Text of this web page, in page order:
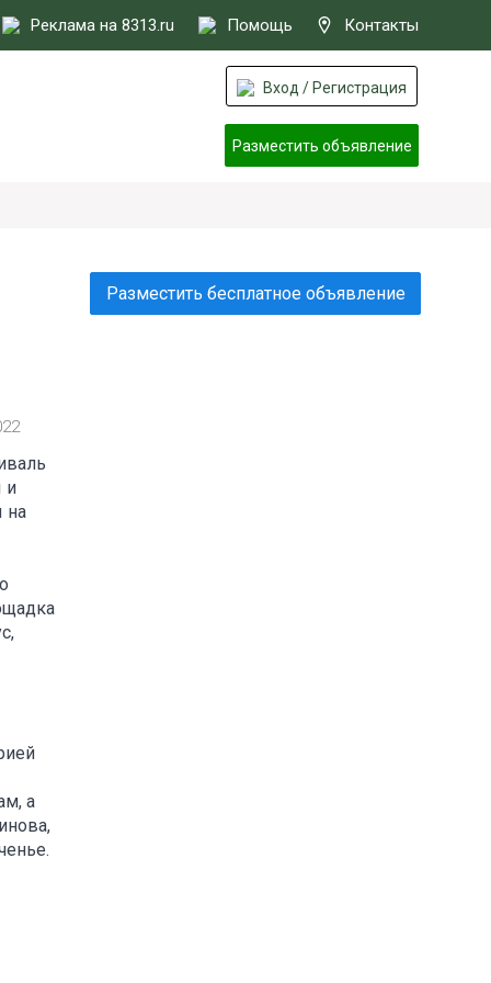
Реклама на 8313.ru Помощь Контакты
Вход / Регистрация
Разместить объявление
и
на
а
Разместить бесплатное объявление